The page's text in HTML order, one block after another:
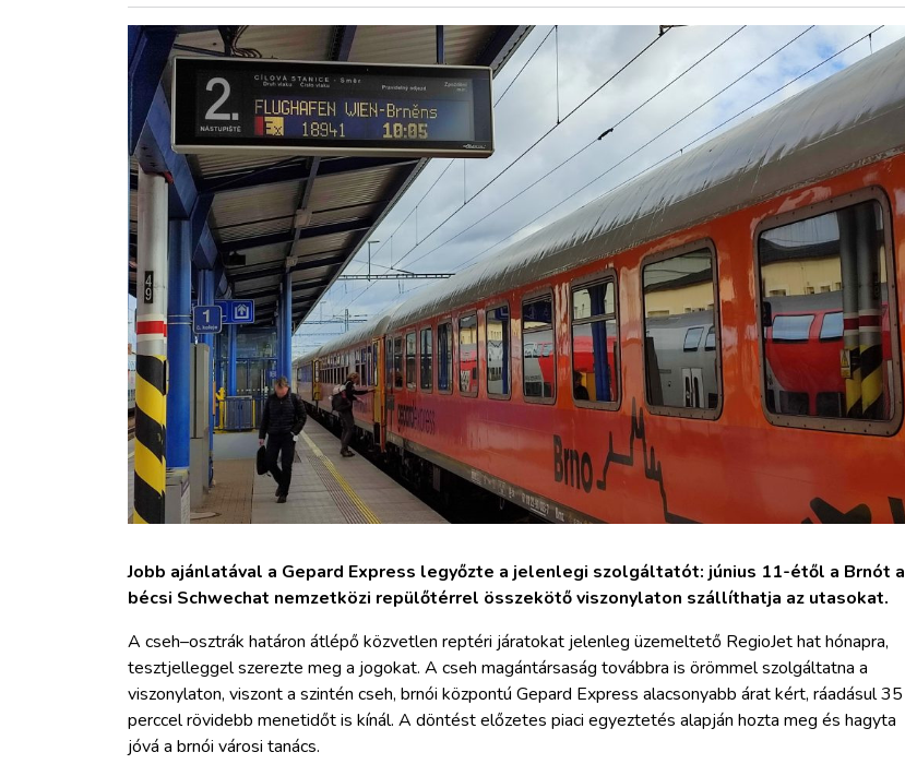
HAJÓZÁS
ARCHÍVUM
WEBSHOP
BELÉPÉS
REGISZTRÁCIÓ
Jobb ajánlatával a Gepard Express legyőzte a jelenlegi szolgáltatót: június 11-étől a Brnót a
bécsi Schwechat nemzetközi repülőtérrel összekötő viszonylaton szállíthatja az utasokat.
A cseh–osztrák határon átlépő közvetlen reptéri járatokat jelenleg üzemeltető RegioJet hat hónapra,
tesztjelleggel szerezte meg a jogokat. A cseh magántársaság továbbra is örömmel szolgáltatna a
viszonylaton, viszont a szintén cseh, brnói központú Gepard Express alacsonyabb árat kért, ráadásul 35
perccel rövidebb menetidőt is kínál. A döntést előzetes piaci egyeztetés alapján hozta meg és hagyta
jóvá a brnói városi tanács.